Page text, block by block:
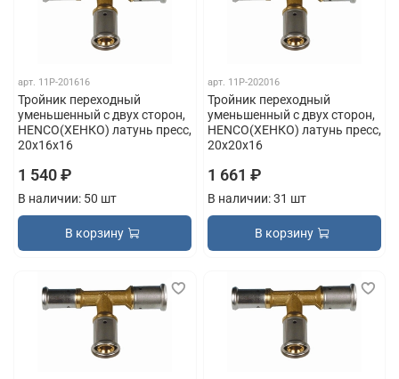
арт. 11P-201616
Тройник переходный
уменьшенный с двух сторон,
HENCO(ХЕНКО) латунь пресс,
20x16x16
1 540 ₽
В наличии: 50 шт
В корзину
арт. 11P-202016
Тройник переходный
уменьшенный с двух сторон,
HENCO(ХЕНКО) латунь пресс,
20x20x16
1 661 ₽
В наличии: 31 шт
В корзину